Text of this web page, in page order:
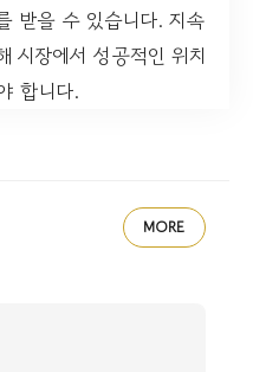
받을 수 있습니다. 지속
시장에서 성공적인 위치
합니다.
MORE